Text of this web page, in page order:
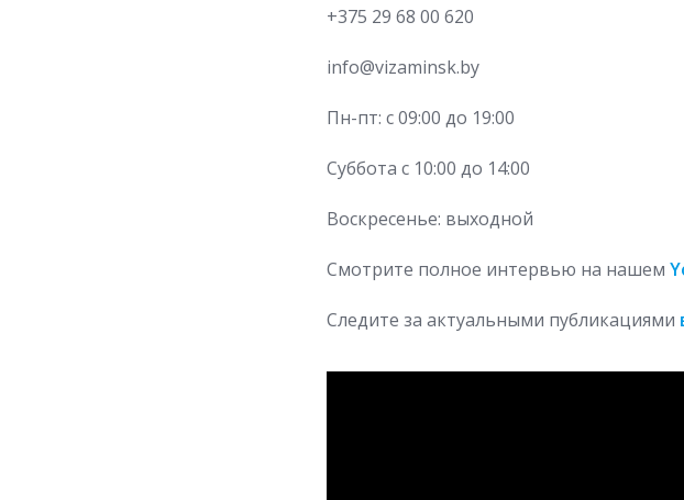
+375 29 68 00 620
info@vizaminsk.by
Пн-пт: с 09:00 до 19:00
Суббота c 10:00 до 14:00
Воскресенье: выходной
Смотрите полное интервью на нашем
Следите за актуальными публикациями